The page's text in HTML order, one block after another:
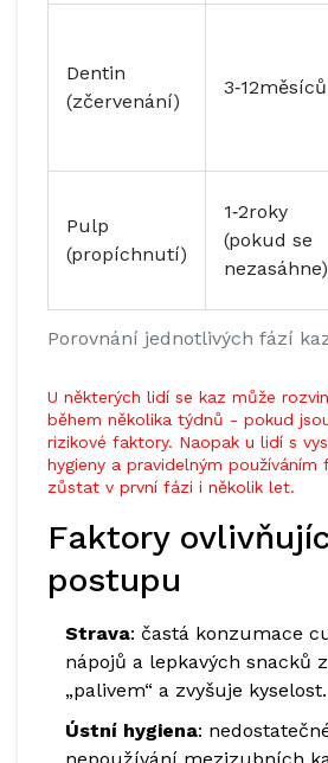
Porovnání jednotlivých fází
Dentin
(zčervenání)
3‑12měsíců
Pulp
(propíchnutí)
1‑2roky
(pokud se
nezasáhne)
U některých lidí se kaz může
během několika týdnů - pokud
rizikové faktory. Naopak u lidí s
hygieny a pravidelným používáním
zůstat v první fázi i několik let.
Faktory
postupu
Strava: častá konzumace
nápojů a lepkavých snacků
„palivem“ a zvyšuje kyselost.
Ústní hygiena: